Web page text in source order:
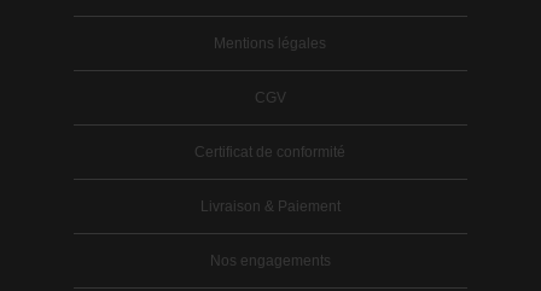
Mentions légales
CGV
Certificat de conformité
Livraison & Paiement
Nos engagements